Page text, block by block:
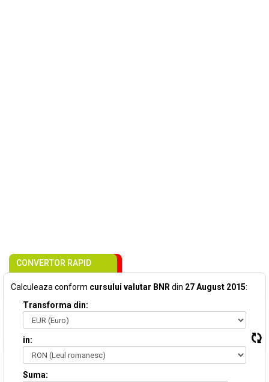
CONVERTOR RAPID
Calculeaza conform cursului valutar BNR din 27 August 2015:
Transforma din:
in:
Suma: